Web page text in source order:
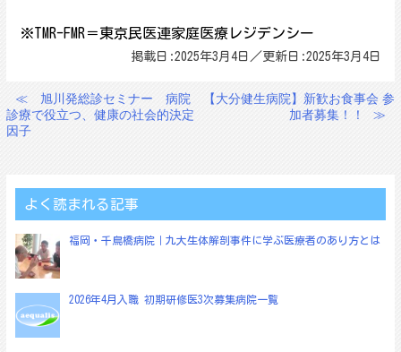
※TMR-FMR＝東京民医連家庭医療レジデンシー
掲載日:2025年3月4日／更新日:2025年3月4日
投
稿
シ
ョ
≪
旭川発総診セミナー 病院
診療で役立つ、健康の社会的決定
因子
【大分健生病院】新歓お食事会 参
加者募集！！
≫
よく読まれる記事
福岡・千鳥橋病院｜九大生体解剖事件に学ぶ医療者のあり方とは
2026年4月入職 初期研修医3次募集病院一覧